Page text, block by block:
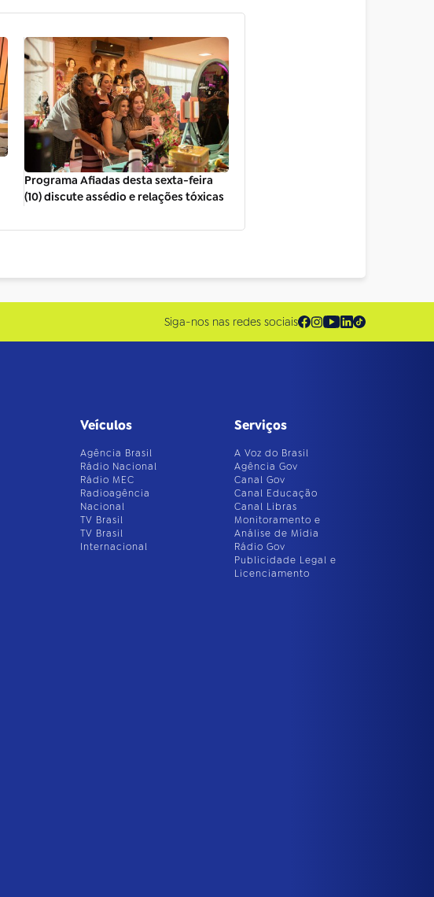
Programa Afiadas desta sexta-feira
(10) discute assédio e relações tóxicas
Siga-nos nas redes sociais
Veículos
Agência Brasil
Rádio Nacional
Rádio MEC
Radioagência
Nacional
TV Brasil
TV Brasil
Internacional
Serviços
A Voz do Brasil
Agência Gov
Canal Gov
Canal Educação
Canal Libras
Monitoramento e
Análise de Mídia
Rádio Gov
Publicidade Legal e
Licenciamento